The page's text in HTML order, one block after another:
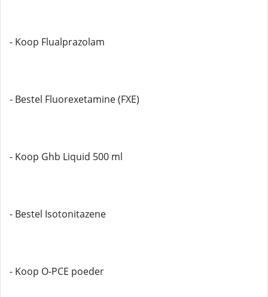
- Koop Flualprazolam
- Bestel Fluorexetamine (FXE)
- Koop Ghb Liquid 500 ml
- Bestel Isotonitazene
- Koop O-PCE poeder